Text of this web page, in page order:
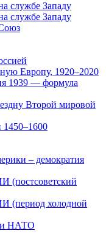
службе Западу
службе Западу
Европу, 1920–2020
1939 — формула
Второй мировой
1450–1600
– демократия
холодной
НАТО